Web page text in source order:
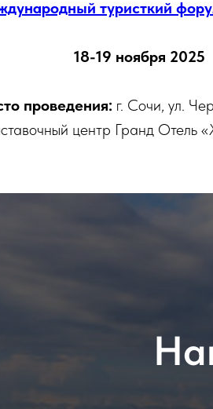
туристкий
18-19 ноября 2025
проведения: г. Сочи, ул.
центр Гранд Отель